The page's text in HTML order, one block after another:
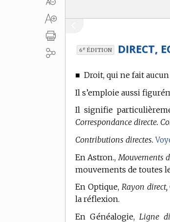
6e ÉDITION DIRECT,
■ Droit, qui ne fait
Il s’emploie aussi
Il signifie
Correspondance directe.
Contributions directes.
En Astron., Mouvements
mouvements de toutes
En Optique, Rayon direct,
la réflexion.
En Généalogie, Ligne